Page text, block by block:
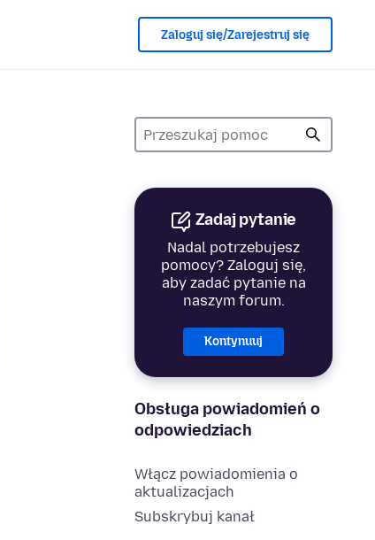
Zaloguj się/Zarejestruj się
Zadaj pytanie
Nadal potrzebujesz
pomocy? Zaloguj się,
aby zadać pytanie na
naszym forum.
Kontynuuj
Obsługa powiadomień o
odpowiedziach
Włącz powiadomienia o
aktualizacjach
Subskrybuj kanał